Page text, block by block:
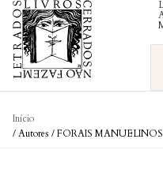
Skip to content
Início
/ Autores / FORAIS